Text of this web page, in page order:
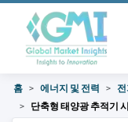
홈 에너지 및 전력
단축형 태양광 추적기